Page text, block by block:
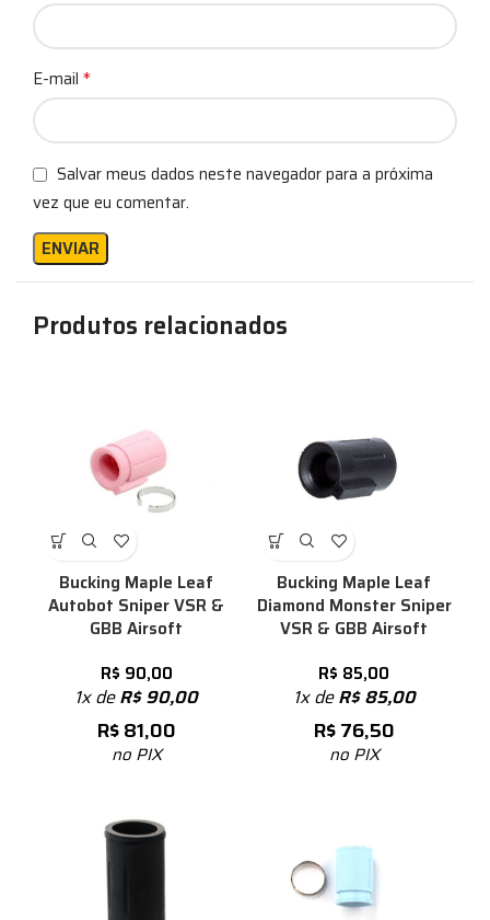
E-mail *
Salvar meus dados neste navegador para a próxima
vez que eu comentar.
Produtos relacionados
Bucking Maple Leaf
Autobot Sniper VSR &
GBB Airsoft
R$ 90,00
1x deR$90,00
R$81,00
no PIX
Bucking Maple Leaf
Diamond Monster Sniper
VSR & GBB Airsoft
R$ 85,00
1x deR$85,00
R$76,50
no PIX